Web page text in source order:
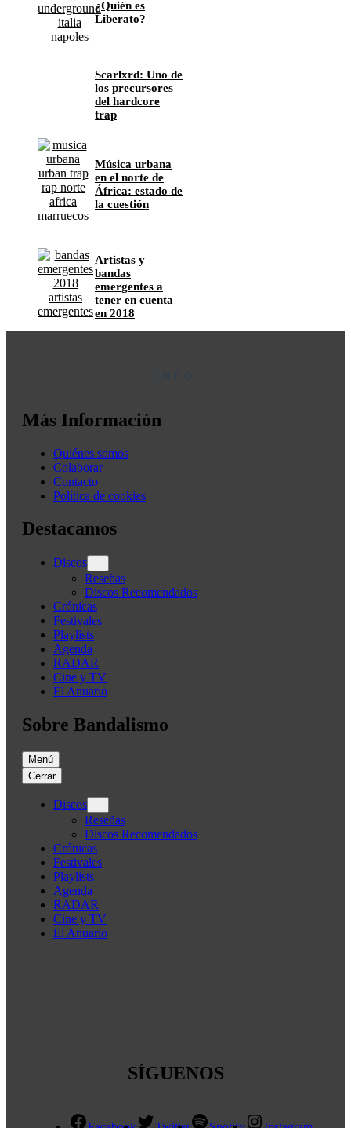
¿Quién es
Liberato?
Scarlxrd: Uno de
los precursores
del hardcore
trap
Música urbana
en el norte de
África: estado de
la cuestión
Artistas y
bandas
emergentes a
tener en cuenta
en 2018
Más Información
Quiénes somos
Colaborar
Contacto
Política de cookies
Destacamos
Discos
Reseñas
Discos Recomendados
Crónicas
Festivales
Playlists
Agenda
RADAR
Cine y TV
El Anuario
Sobre Bandalismo
Menú
Cerrar
Discos
Reseñas
Discos Recomendados
Crónicas
Festivales
Playlists
Agenda
RADAR
Cine y TV
El Anuario
SÍGUENOS